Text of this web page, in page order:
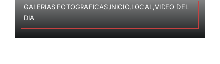
GALERIAS FOTOGRAFICAS,INICIO,LOCAL,VIDEO DEL
DIA